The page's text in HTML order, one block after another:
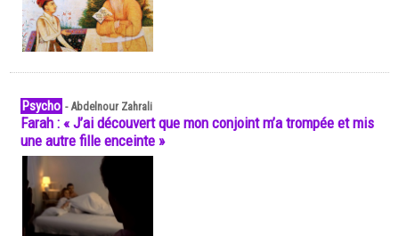
Psycho -Abdelnour Zahrali
Farah : « J’ai découvert que mon conjoint m’a trompée et mis
une autre fille enceinte »